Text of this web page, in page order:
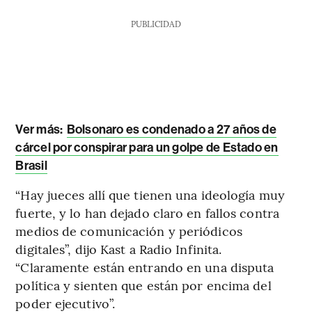
PUBLICIDAD
Ver más: Bolsonaro es condenado a 27 años de
cárcel por conspirar para un golpe de Estado en
Brasil
“Hay jueces allí que tienen una ideología muy
fuerte, y lo han dejado claro en fallos contra
medios de comunicación y periódicos
digitales”, dijo Kast a Radio Infinita.
“Claramente están entrando en una disputa
política y sienten que están por encima del
poder ejecutivo”.